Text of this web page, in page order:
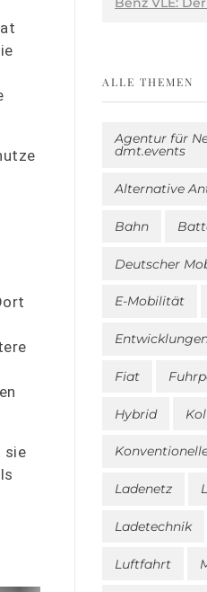
sie
ALLE THEMEN
Agentur für
dmt.events
Alternative
Bahn
Deutscher
E-Mobilität
Fiat
Hybrid
Ladenetz
Ladetechnik
Luftfahrt